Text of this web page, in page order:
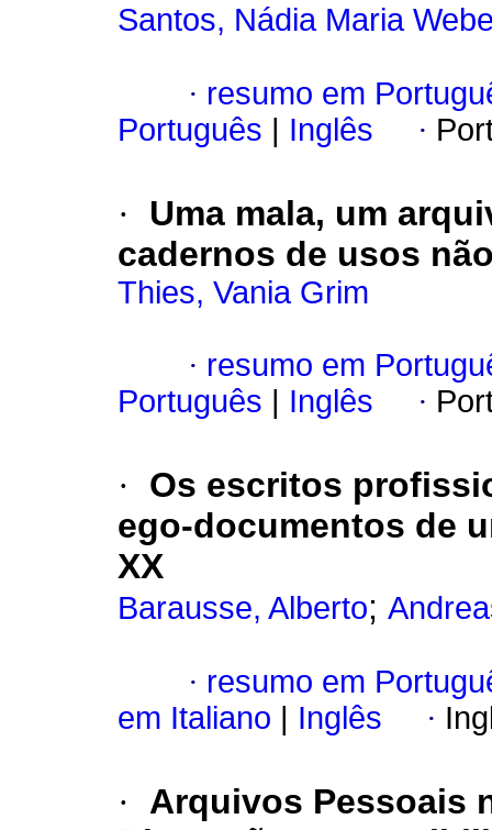
Santos, Nádia Maria
· resumo em
Português
Inglês ·
·
Uma mala, um
cadernos de usos
Thies, Vania Grim
· resumo em
Português
Inglês ·
·
Os escritos
ego-documentos de
XX
Barausse, Alberto;
· resumo em
em Italiano
Inglês ·
·
Arquivos Pessoais